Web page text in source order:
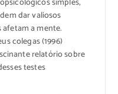
dar valiosos
a mente.
colegas (1996)
relatório sobre
testes